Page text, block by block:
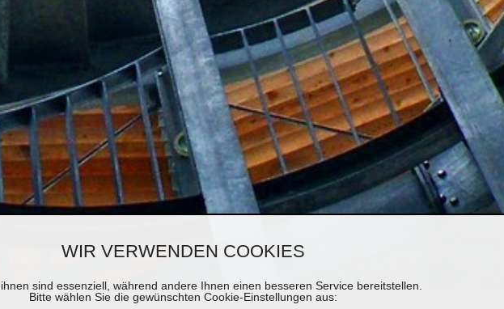
WIR VERWENDEN COOKIES
sind essenziell, während andere Ihnen einen besseren Service bereitstellen.
Bitte wählen Sie die gewünschten Cookie-Einstellungen aus: